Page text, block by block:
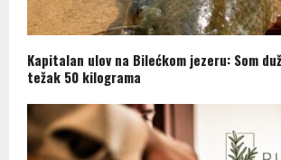
Kapitalan ulov na Bilećkom jezeru: Som
težak 50 kilograma